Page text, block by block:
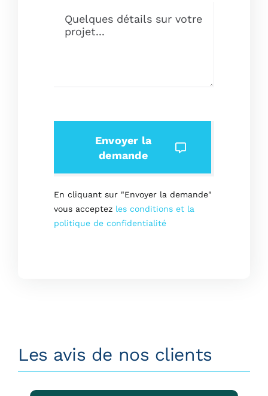
Envoyer la
demande
En cliquant sur "Envoyer la demande"
vous acceptez les conditions et la
politique de confidentialité
Les avis de nos clients